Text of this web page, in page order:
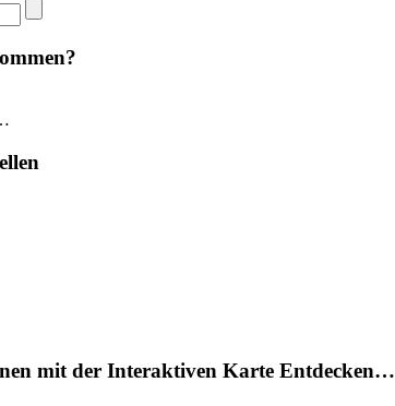
mit der Interaktiven Karte Entdecken…